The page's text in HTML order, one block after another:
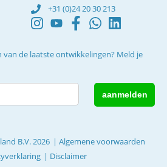
+31 (0)24 20 30 213
de laatste ontwikkelingen? Meld je
B.V. 2026
Algemene voorwaarden
Disclaimer